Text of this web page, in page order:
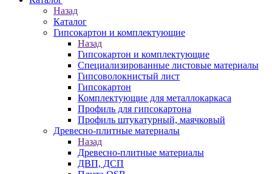
Назад
Каталог
Гипсокартон и комплектующие
Назад
Гипсокартон и комплектующие
Специализированные листовые материалы
Гипсоволокнистый лист
Гипсокартон
Комплектующие для металлокаркаса
Профиль для гипсокартона
Профиль штукатурный, маячковый
Древесно-плитные материалы
Назад
Древесно-плитные материалы
ДВП, ДСП